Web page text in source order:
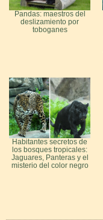
Pandas: maestros del
deslizamiento por
toboganes
Habitantes secretos de
los bosques tropicales:
Jaguares, Panteras y el
misterio del color negro